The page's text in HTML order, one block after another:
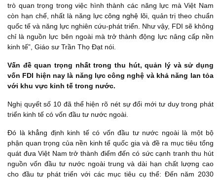
trò quan trọng trong việc hình thành các năng lực mà Việt Nam
còn hạn chế, nhất là năng lựccông nghệ lõi, quản trị theo chuẩn
quốc tế và năng lực nghiên cứu-phát triển. Như vậy, FDI sẽ không
chỉ là nguồn lực bên ngoài mà trở thành động lực nâng cấp nền
kinh tế”, Giáo sư Trần Thọ Đạt nói.
Vấn đề quan trọng nhất trong thu hút, quản lý và sử dụng
vốn FDI hiện nay là năng lực công nghệ và khả năng lan tỏa
với khu vực kinh tế trong nước.
Nghị quyết số 10 đã thể hiện rõ nét sự đổi mới tư duy trong phát
triển kinh tế có vốn đầu tư nước ngoài.
Đó là khẳng định kinh tế có vốn đầu tư nước ngoài là một bộ
phận quan trọng của nền kinh tế quốc gia và đề ra mục tiêu tổng
quát đưa Việt Nam trở thành điểm đến có sức cạnh tranh thu hút
nguồn vốn đầu tư nước ngoài trung và dài hạn chất lượng cao
cho đầu tư phát triển với các mục tiêu cụ thể: Đến năm 2030